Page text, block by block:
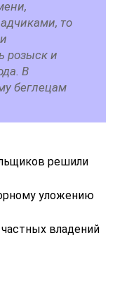
то
розыск и
В
беглецам
решили
уложению
владений